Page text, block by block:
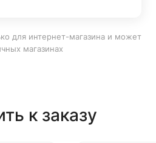
для интернет-магазина и может
магазинах
к заказу